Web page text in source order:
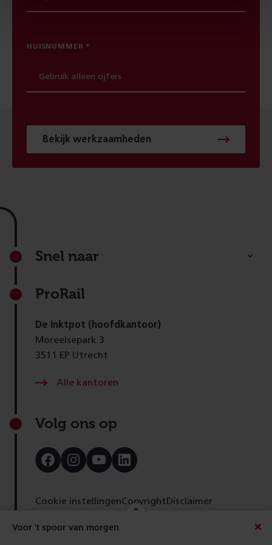
Voor 't spoor van morgen
HUISNUMMER
Bekijk werkzaamheden
Footer
Snel naar
ProRail
De Inktpot (hoofdkantoor)
Moreelsepark 3
3511 EP Utrecht
Alle kantoren
Volg ons op
Bezoek
onze
Bezoek
onze
Bezoek
onze
Bezoek
onze
Cookie instellingenCopyright Disclaimer